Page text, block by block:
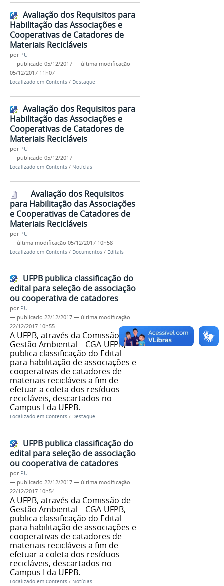
Avaliação dos Requisitos para
Habilitação das Associações e
Cooperativas de Catadores de
Materiais Recicláveis
por PU
— publicado 05/12/2017 — última modificação
05/12/2017 11h07
Localizado em Contents / Destaque
Avaliação dos Requisitos para
Habilitação das Associações e
Cooperativas de Catadores de
Materiais Recicláveis
por PU
— publicado 05/12/2017
Localizado em Contents / Notícias
Avaliação dos Requisitos
para Habilitação das Associações
e Cooperativas de Catadores de
Materiais Recicláveis
por PU
— última modificação 05/12/2017 10h58
Localizado em Contents / Documentos / Editais
UFPB publica classificação do
edital para seleção de associação
ou cooperativa de catadores
por PU
— publicado 22/12/2017 — última modificação
22/12/2017 10h55
A UFPB, através da Comissão de
Gestão Ambiental – CGA-UFPB,
publica classificação do Edital
para habilitação de associações e
cooperativas de catadores de
materiais recicláveis a fim de
efetuar a coleta dos resíduos
recicláveis, descartados no
Campus I da UFPB.
Localizado em Contents / Destaque
UFPB publica classificação do
edital para seleção de associação
ou cooperativa de catadores
por PU
— publicado 22/12/2017 — última modificação
22/12/2017 10h54
A UFPB, através da Comissão de
Gestão Ambiental – CGA-UFPB,
publica classificação do Edital
para habilitação de associações e
cooperativas de catadores de
materiais recicláveis a fim de
efetuar a coleta dos resíduos
recicláveis, descartados no
Campus I da UFPB.
Localizado em Contents / Notícias